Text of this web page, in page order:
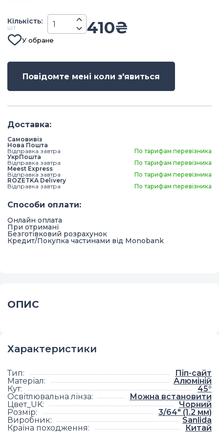
Кiлькiсть:
шт. 410₴
У обране
Повідомте мені коли з'явиться
Доставка:
Самовивіз
Нова Пошта
Відправка завтра
По тарифам перевізника
УкрПошта
Відправка завтра
По тарифам перевізника
Meest Express
Відправка завтра
По тарифам перевізника
ROZETKA Delivery
Відправка завтра
По тарифам перевізника
Способи оплати:
Онлайн оплата
При отримані
Безготівковий розрахунок
Кредит/Покупка частинами від Monobank
ОПИС
Характеристики
Тип:
Піп-сайт
Матеріал:
Алюміній
Кут:
45°
Освітлювальна лінза:
Можна встановити
Цвет_UK:
Чорний
Розмір:
3/64" (1.2 мм)
Виробник:
Sanlida
Країна походження: Китай